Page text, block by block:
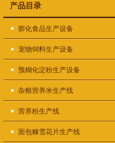
产品目录
膨化食品生产设备
宠物饲料生产设备
预糊化淀粉生产设备
杂粮营养米生产线
营养粉生产线
面包糠雪花片生产线